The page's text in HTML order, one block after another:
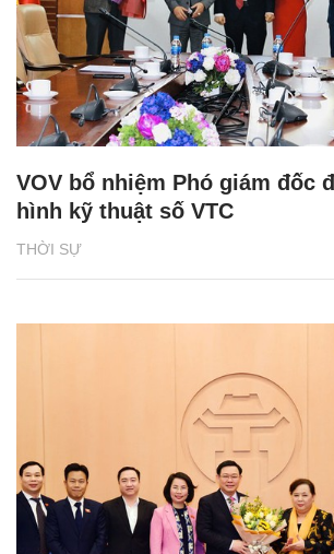
THỜI SỰ
VOV bổ nhiệm Phó giám đốc
hình kỹ thuật số VTC